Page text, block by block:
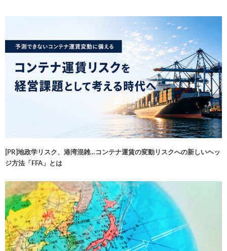
[PR]地政学リスク、港湾混雑…コンテナ運賃の変動リスクへの新しいヘッ
ジ方法「FFA」とは